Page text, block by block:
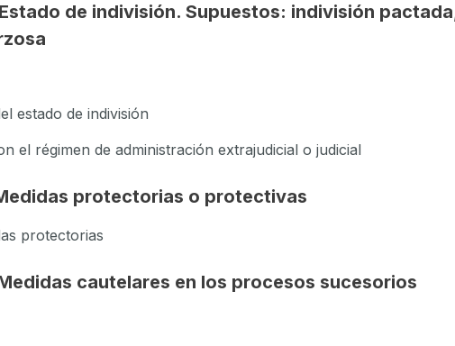
de indivisión. Supuestos: indivisión
estado de indivisión
el régimen de administración extrajudicial o judicial
protectorias o protectivas
protectorias
cautelares en los procesos sucesorios